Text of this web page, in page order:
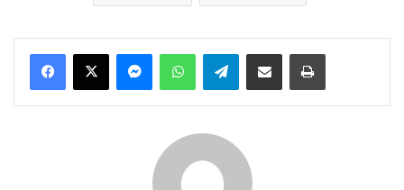
MessengerWhatsAppTelegramShare via Email Print